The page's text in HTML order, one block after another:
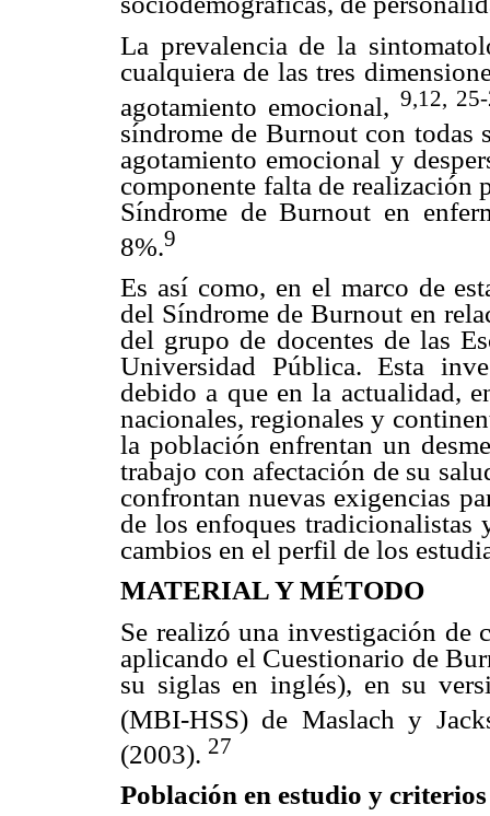
La prevalencia de la
cualquiera de las tres
agotamiento emocional, 9,12,
síndrome de Burnout con todas
agotamiento emocional y
componente falta de realización
Síndrome de Burnout en
8%.9
Es así como, en el marco de
del Síndrome de Burnout en
del grupo de docentes de las
Universidad Pública. Esta
debido a que en la actualidad,
nacionales, regionales y
la población enfrentan un
trabajo con afectación de su
confrontan nuevas exigencias
de los enfoques tradicionalistas
cambios en el perfil de los
MATERIAL Y MÉTODO
Se realizó una investigación de
aplicando el Cuestionario de
su siglas en inglés), en su
(MBI-HSS) de Maslach y
(2003). 27
Población en estudio y